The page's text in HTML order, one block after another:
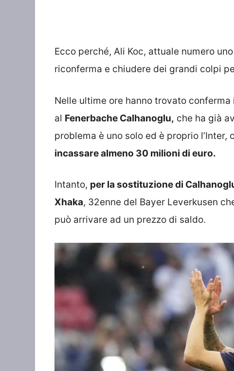
Ecco perché, Ali Koc, attuale numero
riconferma e chiudere dei grandi colpi
Nelle ultime ore hanno trovato
al Fenerbache Calhanoglu, che ha già
problema è uno solo ed è proprio l’Inter,
incassare almeno 30 milioni di euro.
Intanto, per la sostituzione di
Xhaka, 32enne del Bayer Leverkusen
può arrivare ad un prezzo di saldo.